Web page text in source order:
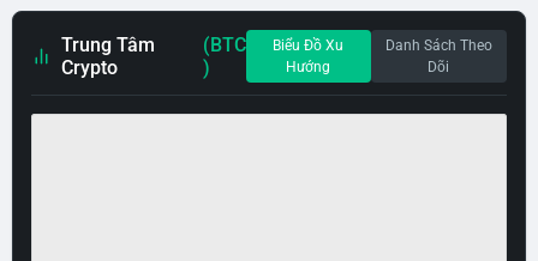
Trung Tâm
Crypto
(BTC
)
Biểu Đồ Xu
Hướng
Danh Sách Theo
Dõi